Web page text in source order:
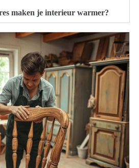
maken je interieur warmer?